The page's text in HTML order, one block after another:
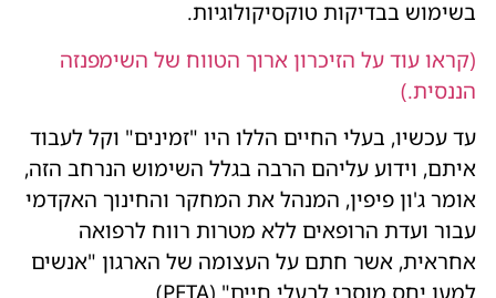
בשימוש בבדיקות טוקסיקולוגיות.
(קראו עוד על הזיכרון ארוך הטווח של השימפנזה
הננסית.)
עד עכשיו, בעלי החיים הללו היו "זמינים" וקל לעבוד
איתם, וידוע עליהם הרבה בגלל השימוש הנרחב הזה,
אומר ג'ון פיפין, המנהל את המחקר והחינוך האקדמי
עבור ועדת הרופאים ללא מטרות רווח לרפואה
אחראית, אשר חתם על העצומה של הארגון "אנשים